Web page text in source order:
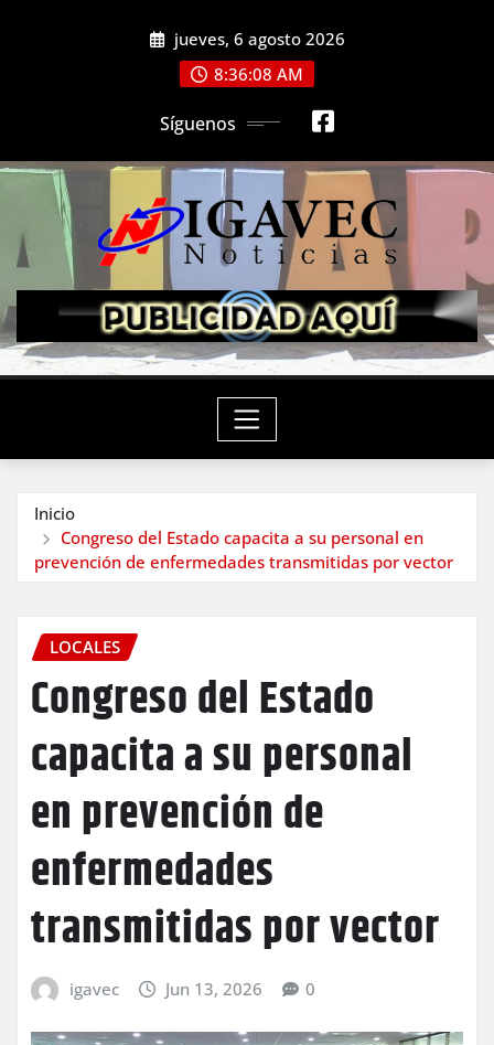
jueves, 6 agosto 2026
8:36:10 AM
Síguenos
Inicio
Congreso del Estado capacita a su personal en
prevención de enfermedades transmitidas por vector
LOCALES
Congreso del Estado
capacita a su personal
en prevención de
enfermedades
transmitidas por vector
igavec Jun 13, 2026 0